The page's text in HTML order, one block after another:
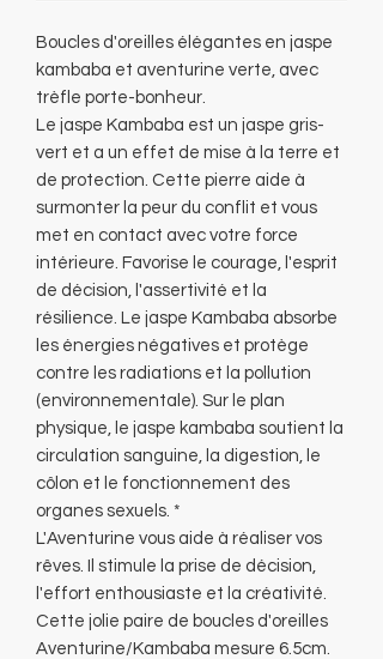
Boucles d'oreilles élégantes en jaspe
kambaba et aventurine verte, avec
trèfle porte-bonheur.
Le jaspe Kambaba est un jaspe gris-
vert et a un effet de mise à la terre et
de protection. Cette pierre aide à
surmonter la peur du conflit et vous
met en contact avec votre force
intérieure. Favorise le courage, l'esprit
de décision, l'assertivité et la
résilience. Le jaspe Kambaba absorbe
les énergies négatives et protège
contre les radiations et la pollution
(environnementale). Sur le plan
physique, le jaspe kambaba soutient la
circulation sanguine, la digestion, le
côlon et le fonctionnement des
organes sexuels. *
L'Aventurine vous aide à réaliser vos
rêves. Il stimule la prise de décision,
l'effort enthousiaste et la créativité.
Cette jolie paire de boucles d'oreilles
Aventurine/Kambaba mesure 6.5cm.